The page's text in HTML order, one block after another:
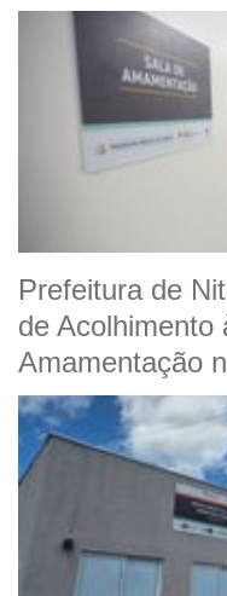
Prefeitura de
de Acolhimento
Amamentação